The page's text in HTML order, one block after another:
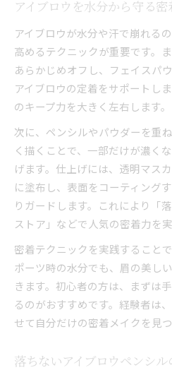
アイブロウを水分から守る密
アイブロウが水分や汗で崩れる
高めるテクニックが重要です。
あらかじめオフし、フェイスパ
アイブロウの定着をサポートし
のキープ力を大きく左右します。
次に、ペンシルやパウダーを重
く描くことで、一部だけが濃く
げます。仕上げには、透明マス
に塗布し、表面をコーティング
りガードします。これにより「
ストア」などで人気の密着力を実
密着テクニックを実践すること
ポーツ時の水分でも、眉の美し
きます。初心者の方は、まずは
るのがおすすめです。経験者は
せて自分だけの密着メイクを見
落ちないアイブロウペンシル